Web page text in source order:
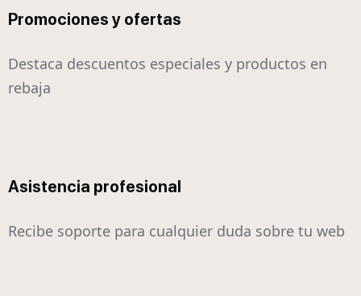
Promociones y ofertas
Destaca descuentos especiales y productos en
rebaja
Asistencia profesional
Recibe soporte para cualquier duda sobre tu web